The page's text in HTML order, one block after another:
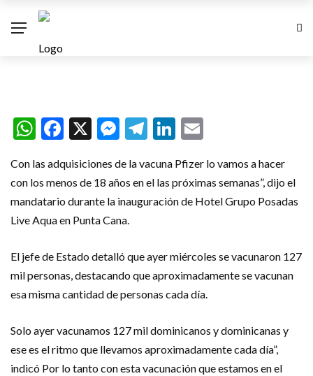
Presidente Luis Abinader “Los
menores de 18 también estarán
WhatsApp
Facebook
X Messenger
Telegram
LinkedIn
Con las adquisiciones de la vacuna Pfizer lo vamos a hacer
con los menos de 18 años en el las próximas semanas”, dijo el
mandatario durante la inauguración de Hotel Grupo Posadas
Live Aqua en Punta Cana.
El jefe de Estado detalló que ayer miércoles se vacunaron 127
mil personas, destacando que aproximadamente se vacunan
esa misma cantidad de personas cada día.
Solo ayer vacunamos 127 mil dominicanos y dominicanas y
ese es el ritmo que llevamos aproximadamente cada día”,
indicó Por lo tanto con esta vacunación que estamos en el